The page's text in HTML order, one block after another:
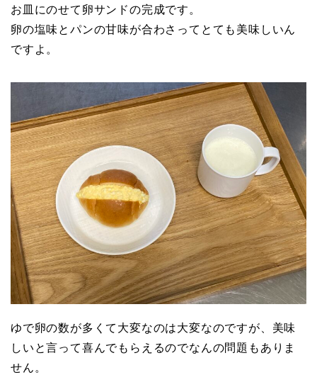
お皿にのせて卵サンドの完成です。
卵の塩味とパンの甘味が合わさってとても美味しいん
ですよ。
ゆで卵の数が多くて大変なのは大変なのですが、美味
しいと言って喜んでもらえるのでなんの問題もありま
せん。